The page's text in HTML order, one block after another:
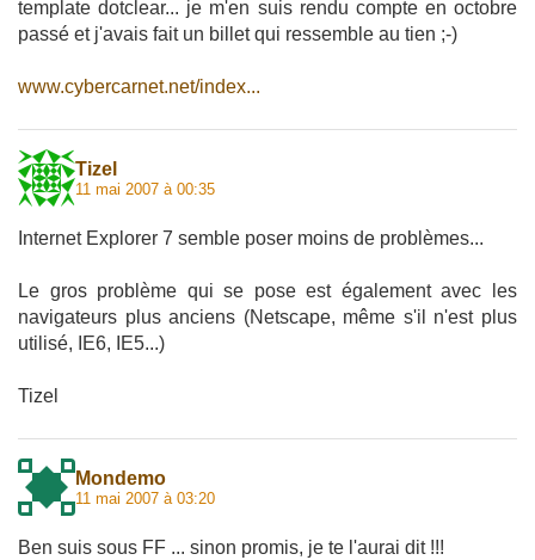
template dotclear... je m'en suis rendu compte en octobre
passé et j'avais fait un billet qui ressemble au tien ;-)
www.cybercarnet.net/index...
Tizel
11 mai 2007 à 00:35
Internet Explorer 7 semble poser moins de problèmes...
Le gros problème qui se pose est également avec les
navigateurs plus anciens (Netscape, même s'il n'est plus
utilisé, IE6, IE5...)
Tizel
Mondemo
11 mai 2007 à 03:20
Ben suis sous FF ... sinon promis, je te l'aurai dit !!!